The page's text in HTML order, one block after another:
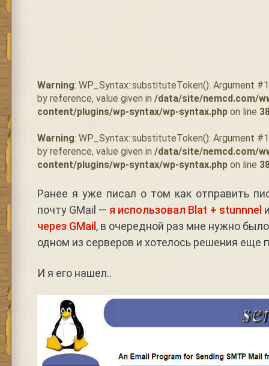
Warning: WP_Syntax::substituteToken(): Argument
by reference, value given in /data/site/nemcd.com/
content/plugins/wp-syntax/wp-syntax.phpon line
Warning: WP_Syntax::substituteToken(): Argument
by reference, value given in /data/site/nemcd.com/
content/plugins/wp-syntax/wp-syntax.phpon line
Ранее я уже писал о том как отправить
почту GMail — я использовал Blat + stunnnel
через GMail , в очередной раз мне нужно
одном из серверов и хотелось решения еще
И я его нашел..